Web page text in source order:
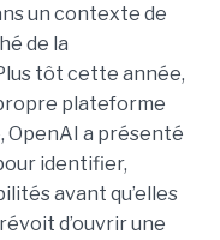
un contexte de
de la
tôt cette année,
plateforme
OpenAI a présenté
identifier,
avant qu’elles
d’ouvrir une